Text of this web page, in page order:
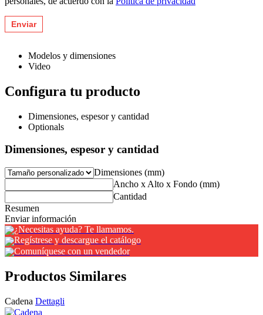
Modelos y dimensiones
Video
Configura tu producto
Dimensiones, espesor y cantidad
Optionals
Dimensiones, espesor y cantidad
Dimensiones (mm)
Ancho x Alto x Fondo (mm)
Cantidad
Resumen
Enviar información
¿Necesitas ayuda? Te llamamos.
Regístrese y descargue el catálogo
Comuníquese con un vendedor
Productos Similares
Cadena Dettagli